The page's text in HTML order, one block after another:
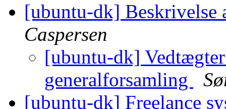
[ubuntu-dk]
Caspersen
[ubuntu-dk]
generalforsamling
[ubuntu-dk] Freelance